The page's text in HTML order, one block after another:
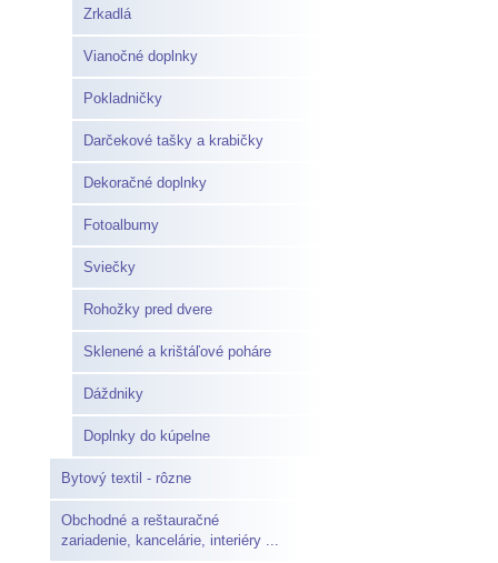
Zrkadlá
Vianočné doplnky
Pokladničky
Darčekové tašky a krabičky
Dekoračné doplnky
Fotoalbumy
Sviečky
Rohožky pred dvere
Sklenené a krištáľové poháre
Dáždniky
Doplnky do kúpelne
Bytový textil - rôzne
Obchodné a reštauračné
zariadenie, kancelárie, interiéry ...